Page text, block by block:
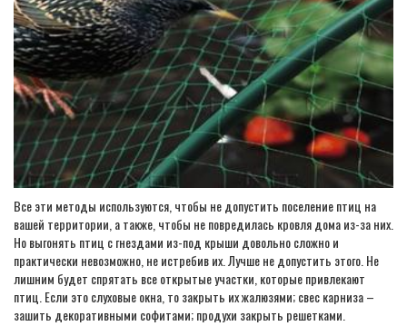
Все эти методы используются, чтобы не допустить поселение птиц на
вашей территории, а также, чтобы не повредилась кровля дома из-за них.
Но выгонять птиц с гнездами из-под крыши довольно сложно и
практически невозможно, не истребив их. Лучше не допустить этого. Не
лишним будет спрятать все открытые участки, которые привлекают
птиц. Если это слуховые окна, то закрыть их жалюзями; свес карниза –
зашить декоративными софитами; продухи закрыть решетками.